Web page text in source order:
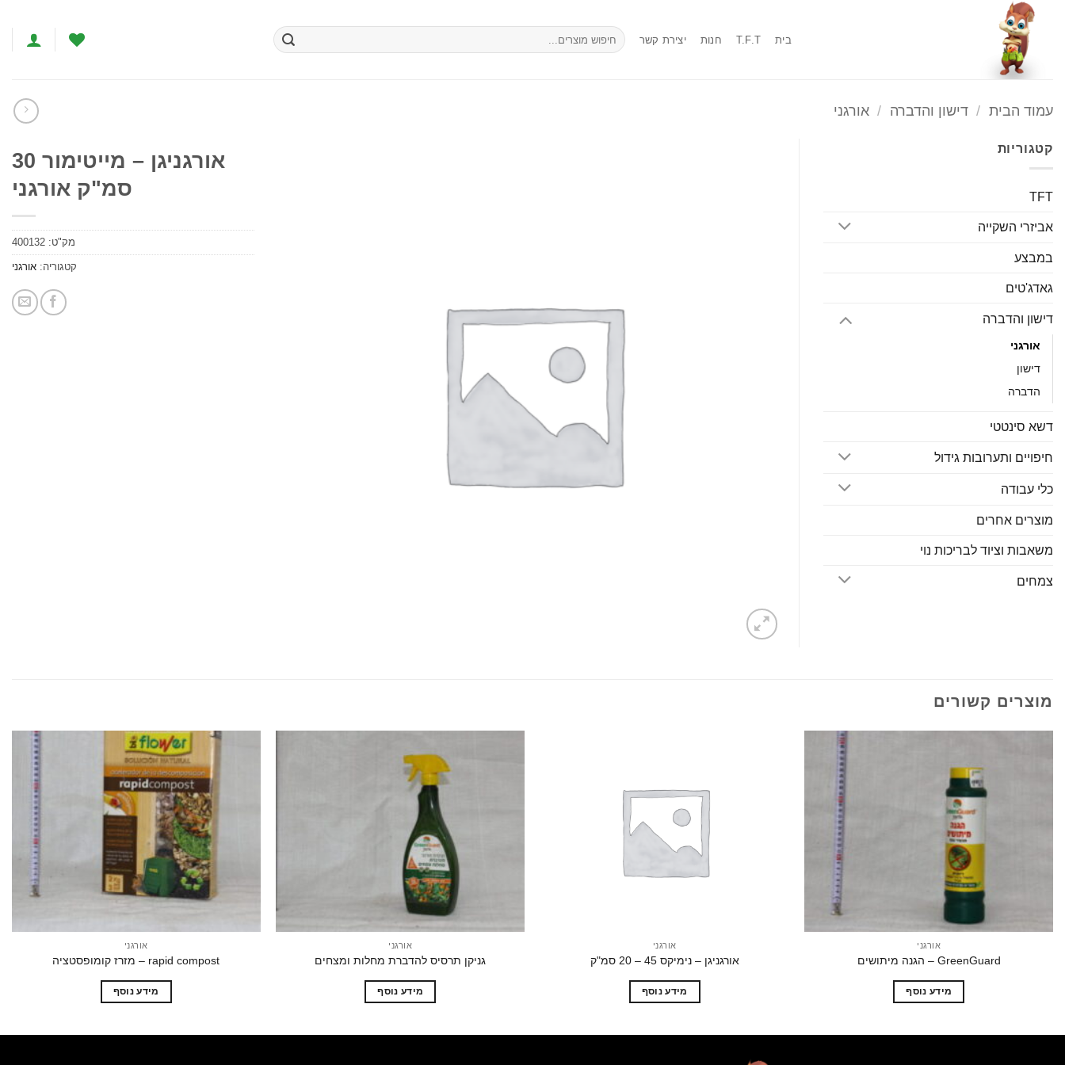
content
בית T.F.T חנות יצירת קשר
חיפוש
עבור:
עמוד הבית / דישון והדברה / אורגני
המשאלות
אורגניגן – מייטימור 30
סמ"ק אורגני
מק"ט: 400132
קטגוריה: אורגני
קטגוריות
TFT
אביזרי השקייה
במבצע
גאדג'טים
דישון והדברה
אורגני
דישון
הדברה
דשא סינטטי
חיפויים ותערובות גידול
כלי עבודה
מוצרים אחרים
משאבות וציוד לבריכות נוי
צמחים
מוצרים קשורים
אורגני
GreenGuard – הגנה מיתושים
מידע נוסף
אורגני
אורגניגן – נימיקס 45 – 20 סמ"ק
מידע נוסף
אורגני
גניקן תרסיס להדברת מחלות ומצחים
מידע נוסף
לרשימת
המשאלות
אורגני
rapid compost – מזרז קומופסטציה
מידע נוסף